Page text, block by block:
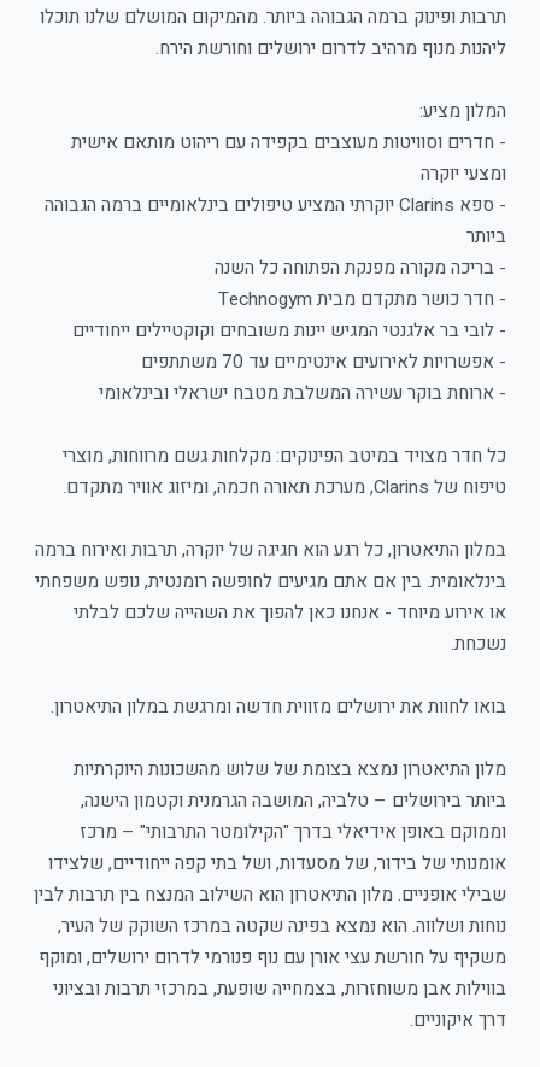
תרבות ופינוק ברמה הגבוהה ביותר. מהמיקום המושלם שלנו תוכלו
ליהנות מנוף מרהיב לדרום ירושלים וחורשת הירח.
המלון מציע:
- חדרים וסוויטות מעוצבים בקפידה עם ריהוט מותאם אישית
ומצעי יוקרה
- ספא Clarins יוקרתי המציע טיפולים בינלאומיים ברמה הגבוהה
ביותר
- בריכה מקורה מפנקת הפתוחה כל השנה
- חדר כושר מתקדם מבית Technogym
- לובי בר אלגנטי המגיש יינות משובחים וקוקטיילים ייחודיים
- אפשרויות לאירועים אינטימיים עד 70 משתתפים
- ארוחת בוקר עשירה המשלבת מטבח ישראלי ובינלאומי
כל חדר מצויד במיטב הפינוקים: מקלחות גשם מרווחות, מוצרי
טיפוח של Clarins, מערכת תאורה חכמה, ומיזוג אוויר מתקדם.
במלון התיאטרון, כל רגע הוא חגיגה של יוקרה, תרבות ואירוח ברמה
בינלאומית. בין אם אתם מגיעים לחופשה רומנטית, נופש משפחתי
או אירוע מיוחד - אנחנו כאן להפוך את השהייה שלכם לבלתי
נשכחת.
בואו לחוות את ירושלים מזווית חדשה ומרגשת במלון התיאטרון.
מלון התיאטרון נמצא בצומת של שלוש מהשכונות היוקרתיות
ביותר בירושלים – טלביה, המושבה הגרמנית וקטמון הישנה,
וממוקם באופן אידיאלי בדרך "הקילומטר התרבותי" – מרכז
אומנותי של בידור, של מסעדות, ושל בתי קפה ייחודיים, שלצידו
שבילי אופניים. מלון התיאטרון הוא השילוב המנצח בין תרבות לבין
נוחות ושלווה. הוא נמצא בפינה שקטה במרכז השוקק של העיר,
משקיף על חורשת עצי אורן עם נוף פנורמי לדרום ירושלים, ומוקף
בווילות אבן משוחזרות, בצמחייה שופעת, במרכזי תרבות ובציוני
דרך איקוניים.